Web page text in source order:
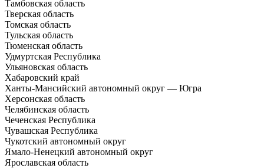
Тамбовская область
Тверская область
Томская область
Тульская область
Тюменская область
Удмуртская Республика
Ульяновская область
Хабаровский край
Ханты-Мансийский автономный округ — Югра
Херсонская область
Челябинская область
Чеченская Республика
Чувашская Республика
Чукотский автономный округ
Ямало-Ненецкий автономный округ
Ярославская область